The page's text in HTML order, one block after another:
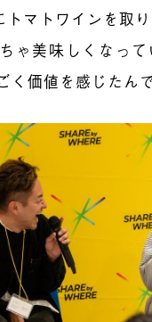
トマトワインを取
ゃ美味しくなっ
く価値を感じたんで